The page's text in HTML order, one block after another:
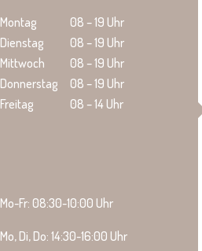
Montag
08 – 19 Uhr
Dienstag
08 – 19 Uhr
Mittwoch
08 – 19 Uhr
Donnerstag
08 – 19 Uhr
Freitag
08 – 14 Uhr
Mo-Fr: 08:30-10:00 Uhr
Mo, Di, Do: 14:30-16:00 Uhr